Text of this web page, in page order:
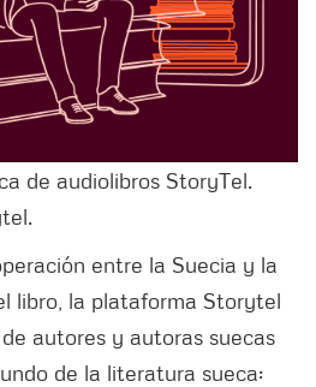
de audiolibros StoryTel.
entre la Suecia y la
libro, la plataforma Storytel
autores y autoras suecas
de la literatura sueca: